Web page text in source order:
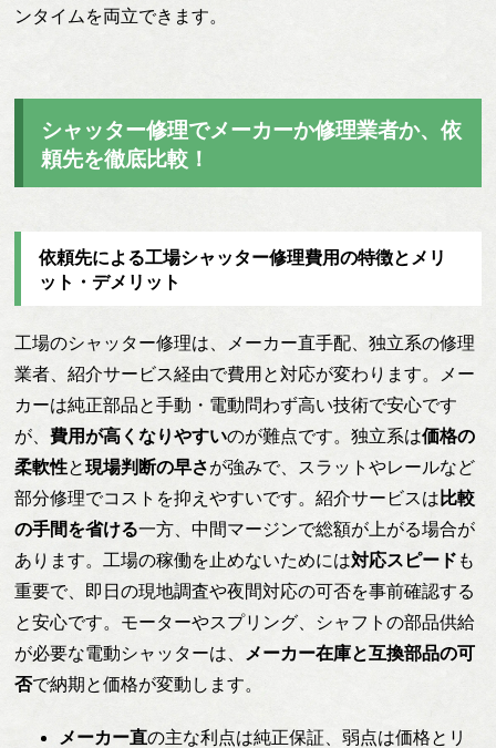
ンタイムを両立できます。
シャッター修理でメーカーか修理業者か、依
頼先を徹底比較！
依頼先による工場シャッター修理費用の特徴とメリ
ット・デメリット
工場のシャッター修理は、メーカー直手配、独立系の修理
業者、紹介サービス経由で費用と対応が変わります。メー
カーは純正部品と手動・電動問わず高い技術で安心です
が、費用が高くなりやすいのが難点です。独立系は価格の
柔軟性と現場判断の早さが強みで、スラットやレールなど
部分修理でコストを抑えやすいです。紹介サービスは 比較
の手間を省ける一方、中間マージンで総額が上がる場合が
あります。工場の稼働を止めないためには対応スピード も
重要で、即日の現地調査や夜間対応の可否を事前確認する
と安心です。モーターやスプリング、シャフトの部品供給
が必要な電動シャッターは、
メーカー在庫と互換部品の可
否で納期と価格が変動します。
メーカー直の主な利点は純正保証、弱点は価格とリ